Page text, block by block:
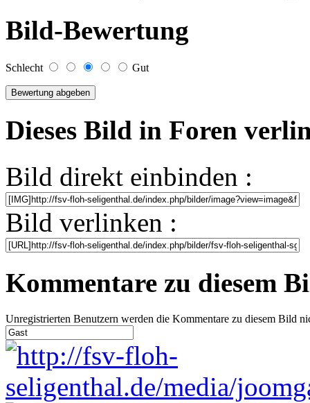
Bild-Bewertung
Schlecht Gut
Dieses Bild in Foren
Bild direkt einbinden :
Bild verlinken :
Kommentare zu diesem
Unregistrierten Benutzern werden die Kommentare zu diesem Bild